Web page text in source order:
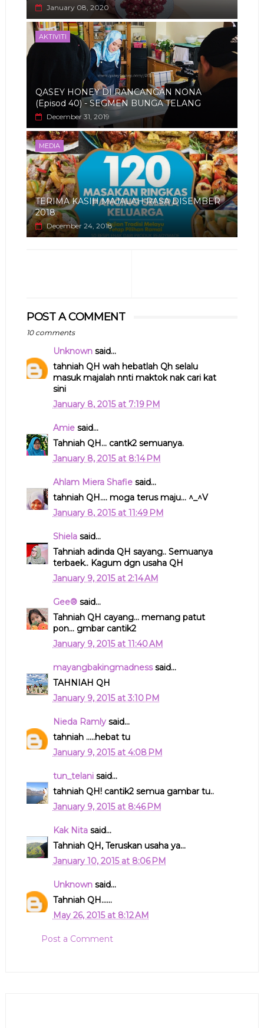
January 08, 2020
AKTIVITI
QASEY HONEY DI RANCANGAN NONA
(Episod 40) - SEGMEN BUNGA TELANG
December 31, 2019
MEDIA
TERIMA KASIH MAJALAH RASA DISEMBER
2018
December 24, 2018
POST A COMMENT
10 comments
Unknownsaid...
tahniah QH wah hebatlah Qh selalu
masuk majalah nnti maktok nak cari kat
sini
January 8, 2015 at 7:19 PM
Amiesaid...
Tahniah QH... cantk2 semuanya.
January 8, 2015 at 8:14 PM
Ahlam Miera Shafiesaid...
tahniah QH.... moga terus maju... ^_^V
January 8, 2015 at 11:49 PM
Shielasaid...
Tahniah adinda QH sayang.. Semuanya
terbaek.. Kagum dgn usaha QH
January 9, 2015 at 2:14 AM
Gee®said...
Tahniah QH cayang... memang patut
pon... gmbar cantik2
January 9, 2015 at 11:40 AM
mayangbakingmadnesssaid...
TAHNIAH QH
January 9, 2015 at 3:10 PM
Nieda Ramlysaid...
tahniah .....hebat tu
January 9, 2015 at 4:08 PM
tun_telanisaid...
tahniah QH! cantik2 semua gambar tu..
January 9, 2015 at 8:46 PM
Kak Nitasaid...
Tahniah QH, Teruskan usaha ya...
January 10, 2015 at 8:06 PM
Unknownsaid...
Tahniah QH......
May 26, 2015 at 8:12 AM
Post a Comment